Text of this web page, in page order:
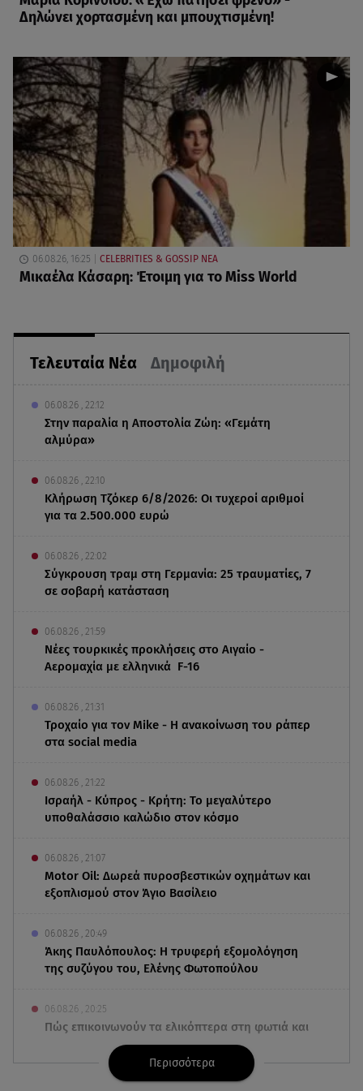
Τελευταία Νέα Δημοφιλή
06.08.26 , 22:12
Στην παραλία η Αποστολία Ζώη: «Γεμάτη
αλμύρα»
06.08.26 , 22:10
Κλήρωση Τζόκερ 6/8/2026: Οι τυχεροί αριθμοί
για τα 2.500.000 ευρώ
06.08.26 , 22:02
Σύγκρουση τραμ στη Γερμανία: 25 τραυματίες, 7
σε σοβαρή κατάσταση
06.08.26 , 21:59
Νέες τουρκικές προκλήσεις στο Αιγαίο -
Αερομαχία με ελληνικά F-16
06.08.26 , 21:31
Τροχαίο για τον Mike - Η ανακοίνωση του ράπερ
στα social media
06.08.26 , 21:22
Ισραήλ - Κύπρος - Κρήτη: Το μεγαλύτερο
υποθαλάσσιο καλώδιο στον κόσμο
06.08.26 , 21:07
Motor Oil: Δωρεά πυροσβεστικών οχημάτων και
εξοπλισμού στον Άγιο Βασίλειο
06.08.26 , 20:49
Άκης Παυλόπουλος: Η τρυφερή εξομολόγηση
της συζύγου του, Ελένης Φωτοπούλου
06.08.26 , 20:25
Πώς επικοινωνούν τα ελικόπτερα στη φωτιά και
ο ρόλος του «συνδέσμου»
Περισσότερα
Δηλώνει χορτασμένη και μπουχτισμένη!
06.08.26, 16:25 CELEBRITIES & GOSSIP ΝΕΑ
Μικαέλα Κάσαρη: Έτοιμη για το Miss World